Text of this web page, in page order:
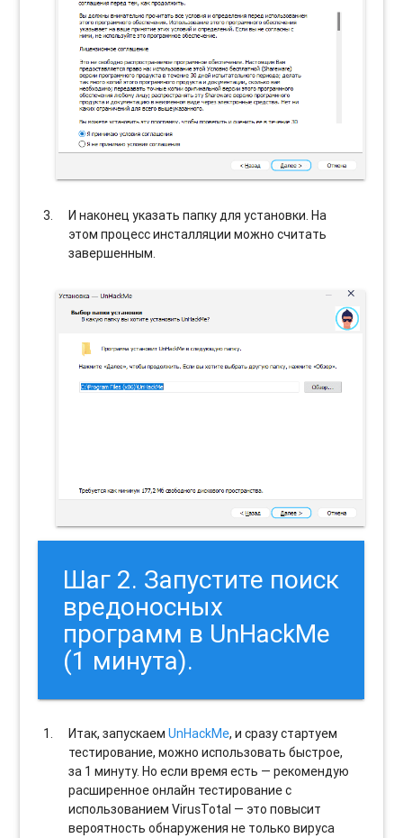
И наконец указать папку для установки. На
этом процесс инсталляции можно считать
завершенным.
Шаг 2. Запустите поиск
вредоносных
программ в UnHackMe
(1 минута).
Итак, запускаемUnHackMe, и сразу стартуем
тестирование, можно использовать быстрое,
за 1 минуту. Но если время есть — рекомендую
расширенное онлайн тестирование с
использованием VirusTotal — это повысит
вероятность обнаружения не только вируса